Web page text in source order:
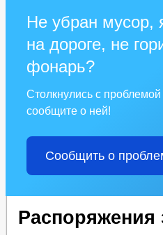
Не убран мусор,
на дороге, не
фонарь?
Столкнулись с
сообщите о ней!
Сообщить о
Распоряжения